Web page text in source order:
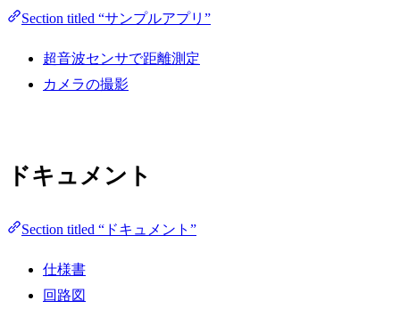
Section titled “サンプルアプリ”
超音波センサで距離測定
カメラの撮影
ドキュメント
Section titled “ドキュメント”
仕様書
回路図